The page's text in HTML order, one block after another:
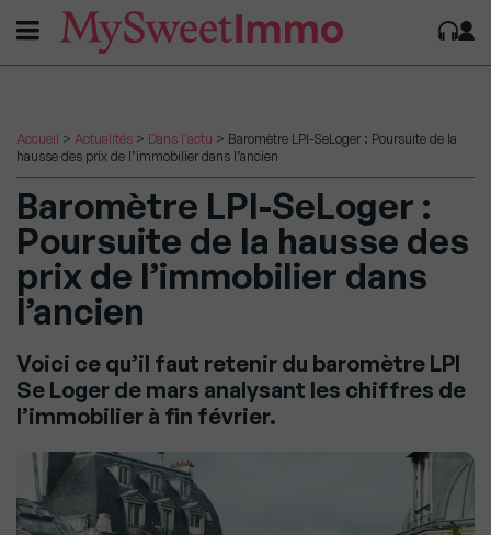
Accueil > Actualités > Dans l'actu > Baromètre LPI-SeLoger : Poursuite de la
hausse des prix de l’immobilier dans l’ancien
Baromètre LPI-SeLoger :
Poursuite de la hausse des
prix de l’immobilier dans
l’ancien
Voici ce qu’il faut retenir du baromètre LPI
Se Loger de mars analysant les chiffres de
l’immobilier à fin février.